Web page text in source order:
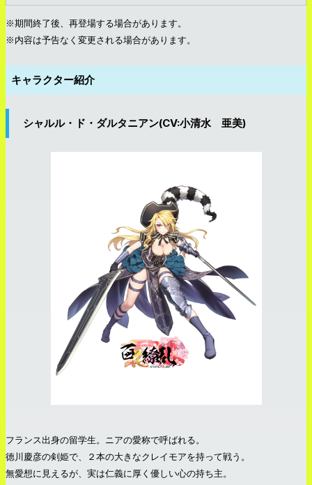
※期間終了後、再登場する場合があります。
※内容は予告なく変更される場合があります。
キャラクター紹介
シャルル・ド・ダルタニアン(CV:小清水 亜美)
フランス出身の留学生。ニアの愛称で呼ばれる。
徳川慶彦の剣姫で、２本の大きなクレイモアを持って戦う。
無愛想に見えるが、実は仁義に厚く優しい心の持ち主。